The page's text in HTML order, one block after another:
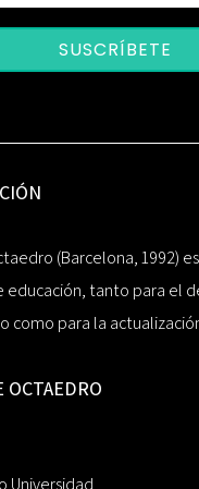
SUSCRÍBETE
(Barcelona, 1992)
educación, tanto para el
como para la
OCTAEDRO
Universidad